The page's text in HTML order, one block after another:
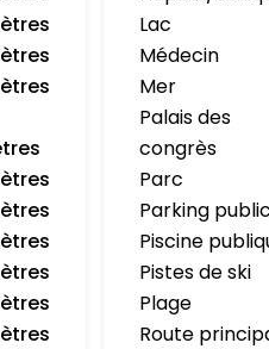
Lac
Médecin
Mer
Palais des
congrès
Parc
Parking public
Piscine
Pistes de ski
Plage
Route